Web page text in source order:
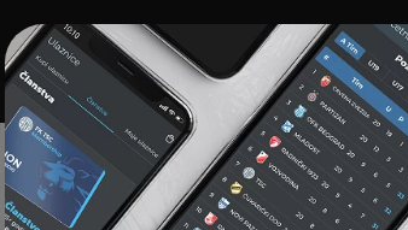
HOME TÁMOGATÓK NEWS GALÉRIA „A” CSAPAT